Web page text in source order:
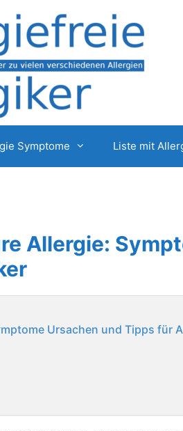
Symptome Liste mit
Allergie:
Ursachen und Tipps für